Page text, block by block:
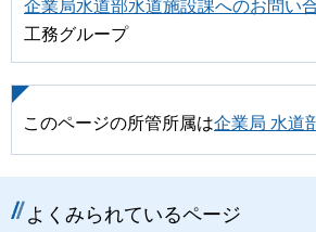
企業局水道部水道施設課へのお問い
工務グループ
このページの所管所属は企業局 水道
よくみられているページ